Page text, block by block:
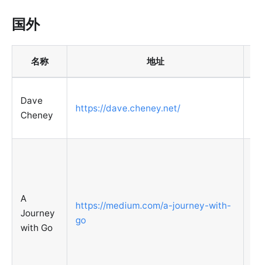
国外
名称 地址
Dave
Cheney
https://dave.cheney.net/
A
Journey
with Go
https://medium.com/a-journey-with-
go